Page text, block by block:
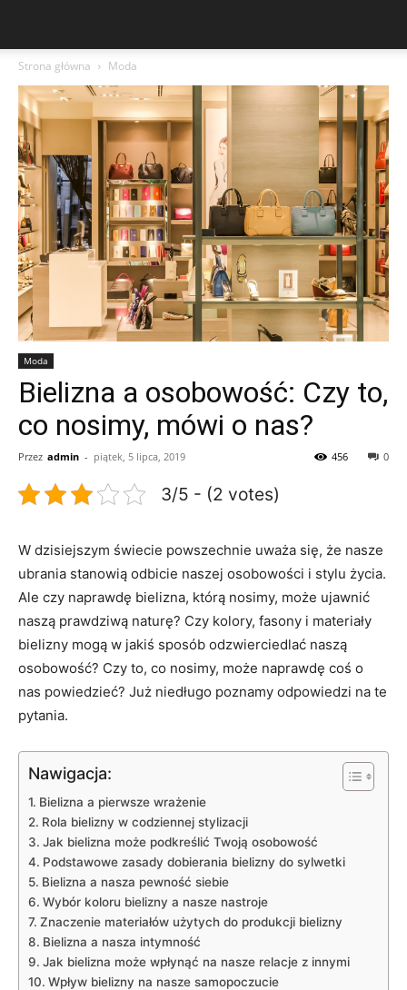
Strona główna Moda
Moda
Bielizna a osobowość: Czy to,
co nosimy, mówi o nas?
Przez admin - piątek, 5 lipca, 2019 0
456
3/5 - (2 votes)
W dzisiejszym świecie powszechnie uważa się, że ⁢nasze
ubrania stanowią odbicie naszej osobowości i stylu ‌życia.
Ale czy naprawdę bielizna,⁣ którą nosimy, może ujawnić
‍naszą​ prawdziwą naturę?‍ Czy kolory, fasony ⁤i materiały‍
bielizny mogą w ⁤jakiś sposób odzwierciedlać naszą
⁣osobowość?⁢ Czy to, co nosimy, może naprawdę‌ coś o
⁤nas powiedzieć?‍ Już niedługo poznamy odpowiedzi na te
pytania.
Nawigacja:
Bielizna ⁤a pierwsze wrażenie
Rola bielizny w codziennej stylizacji
Jak ​bielizna‌ może podkreślić Twoją osobowość
Podstawowe zasady ​dobierania bielizny do sylwetki
Bielizna a nasza pewność siebie
Wybór koloru bielizny a nasze ⁢nastroje
Znaczenie materiałów użytych do produkcji bielizny
Bielizna ⁢a nasza intymność
Jak bielizna może wpłynąć na nasze relacje ‌z innymi
Wpływ ‍bielizny na nasze samopoczucie